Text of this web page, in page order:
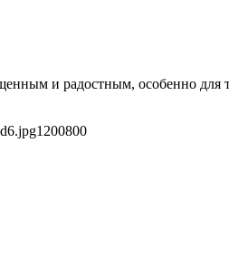
и радостным, особенно для
1200800